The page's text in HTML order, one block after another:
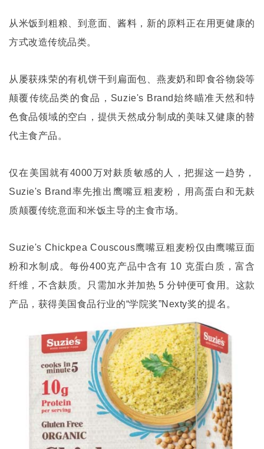
从米饭到粗粮、到意面、酱料，新的原料正在用更健康的
方式改造传统品类。
从屡获殊荣的有机饼干到扁面包、燕麦奶和即食谷物袋等
颠覆传统品类的食品， Suzie's Brand始终瞄准天然和特
色食品领域的空白，提供天然成分制成的美味又健康的替
代主食产品。
仅在美国就有4000万对麸质敏感的人，把握这一趋势，
Suzie's Brand 率先推出鹰嘴豆粗麦粉，用高蛋白和无麸
质颠覆传统意面和米饭主导的主食市场。
Suzie's Chickpea Couscous鹰嘴豆粗麦粉仅由鹰嘴豆面
粉和水制成。每份400克产品中含有 10 克蛋白质，富含
纤维，不含麸质。只需加水并加热 5分钟便可食用。这款
产品，获得美国食品行业的“学院奖”Nexty奖的提名。